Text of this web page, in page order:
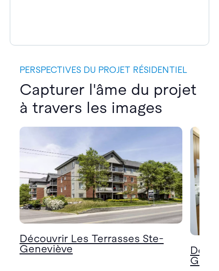
PERSPECTIVES DU PROJET RÉSIDENTIEL
Capturer l'âme du projet
à travers les images
Découvrir Les Terrasses Ste-
Geneviève